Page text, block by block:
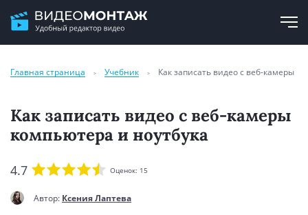
Главная страница Учебник Как записать видео с веб-камеры
Как записать видео с веб-камеры
компьютера и ноутбука
4.7 Оценок: 15
Автор: Ксения Лаптева